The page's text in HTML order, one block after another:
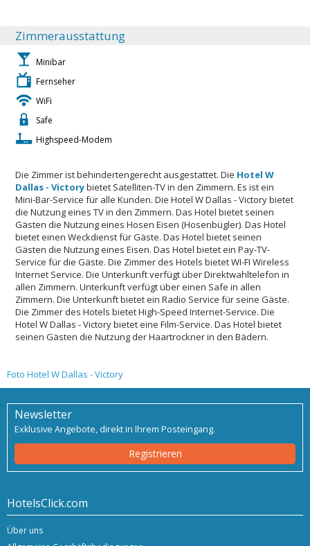
Zimmerausstattung
Minibar
Fernseher
WiFi
Safe
Highspeed-Modem
Die Zimmer ist behindertengerecht ausgestattet. Die Hotel W
Dallas - Victorybietet Satelliten-TV in den Zimmern. Es ist ein
Mini-Bar-Service für alle Kunden. Die Hotel W Dallas - Victory bietet
die Nutzung eines TV in den Zimmern. Das Hotel bietet seinen
Gästen die Nutzung eines Hosen Eisen (Hosenbügler). Das Hotel
bietet einen Weckdienst für Gäste. Das Hotel bietet seinen
Gästen die Nutzung eines Eisen. Das Hotel bietet ein Pay-TV-
Service für die Gäste. Die Zimmer des Hotels bietet WI-FI Wireless
Internet Service. Die Unterkunft verfügt über Direktwahltelefon in
allen Zimmern. Unterkunft verfügt über einen Safe in allen
Zimmern. Die Unterkunft bietet ein Radio Service für seine Gäste.
Die Zimmer des Hotels bietet High-Speed ​​Internet-Service. Die
Hotel W Dallas - Victory bietet eine Film-Service. Das Hotel bietet
seinen Gästen die Nutzung der Haartrockner in den Bädern.
Foto Hotel W Dallas - Victory
Newsletter
Exklusive Angebote, direkt in Ihrem Posteingang.
Registrieren
HotelsClick.com
Über uns